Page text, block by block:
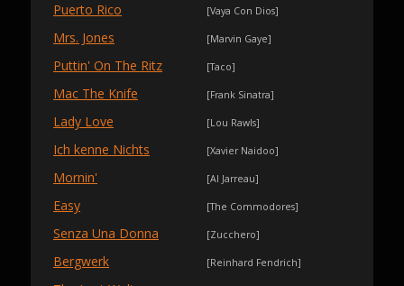
Puerto Rico [Vaya Con Dios]
Mrs. Jones [Marvin Gaye]
Puttin' On The Ritz [Taco]
Mac The Knife [Frank Sinatra]
Lady Love [Lou Rawls]
Ich kenne Nichts [Xavier Naidoo]
Mornin' [Al Jarreau]
Easy [The Commodores]
Senza Una Donna [Zucchero]
Bergwerk [Reinhard Fendrich]